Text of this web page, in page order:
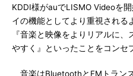
KDDI様がauでLISMO Videoを
イの機能としてより重視される
『音楽と映像をよりリアルに
やすく』といったことをコンセ
音楽はBluetoothとFMトラン